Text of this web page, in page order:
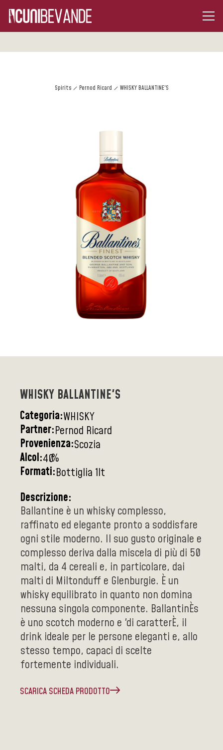
Spirits Pernod Ricard WHISKY BALLANTINE'S
WHISKY BALLANTINE'S
Categoria:WHISKY
Partner:Pernod Ricard
Provenienza:Scozia
Alcol:40%
Formati:Bottiglia 1lt
Descrizione:
Ballantine è un whisky complesso,
raffinato ed elegante pronto a soddisfare
ogni stile moderno. Il suo gusto originale e
complesso deriva dalla miscela di più di 50
malti, da 4 cereali e, in particolare, dai
malti di Miltonduff e Glenburgie. È un
whisky equilibrato in quanto non domina
nessuna singola componente. BallantinÈs
è uno scotch moderno e 'di caratterÈ, il
drink ideale per le persone eleganti e, allo
stesso tempo, capaci di scelte
fortemente individuali.
SCARICA SCHEDA PRODOTTO